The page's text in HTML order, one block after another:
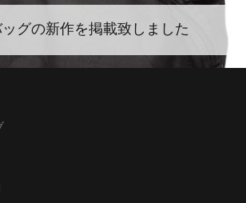
グの新作を掲載致しました